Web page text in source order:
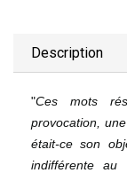
Description
"Ces mots
provocation,
était-ce son
indifférente